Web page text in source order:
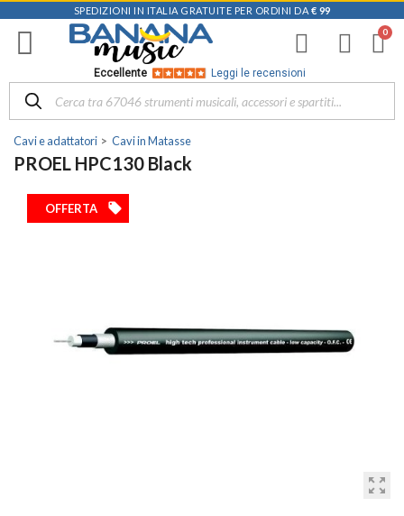
SPEDIZIONI IN ITALIA GRATUITE PER ORDINI DA € 99
Eccellente Leggi le recensioni
Cavi e adattatori Cavi in Matasse
PROEL HPC130 Black
OFFERTA local_offer
zoom_out_map